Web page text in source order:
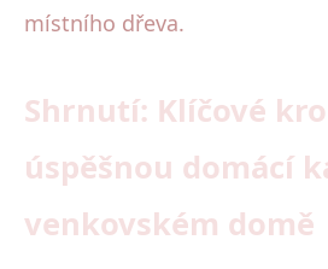
místního dřeva.
Shrnutí: Klíčové
úspěšnou domácí
venkovském domě